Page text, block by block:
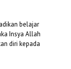
belajar
Insya Allah
diri kepada